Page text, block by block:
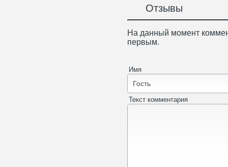
Отзывы
На данный момент
первым.
Имя
Текст комментария